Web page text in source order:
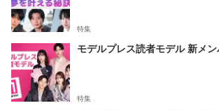
特集
モデルプレス読者モデル 新メン
特集